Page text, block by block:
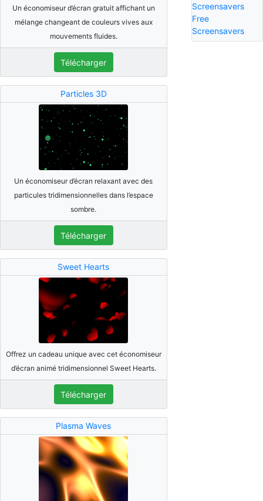
Un économiseur d’écran gratuit affichant un
mélange changeant de couleurs vives aux
mouvements fluides.
Télécharger
Particles 3D
Un économiseur d’écran relaxant avec des
particules tridimensionnelles dans l’espace
sombre.
Télécharger
Sweet Hearts
Offrez un cadeau unique avec cet économiseur
d’écran animé tridimensionnel Sweet Hearts.
Télécharger
Plasma Waves
Screensavers
Free
Screensavers